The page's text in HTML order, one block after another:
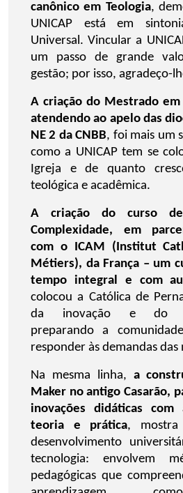
canônico em Teologia,
UNICAP está em
Universal. Vincular a
um passo de grande
gestão; por isso, agradeço-
A criação do Mestrado
atendendo ao apelo das
NE 2 da CNBB, foi mais um
como a UNICAP tem se
Igreja e de quanto
teológica e acadêmica.
A criação do curso de
Complexidade, em
com o ICAM (Institut
Métiers), da França – um
tempo integral e com
colocou a Católica de
da inovação e do
preparando a
responder às demandas das
Na mesma linha, a
Maker no antigo Casarão,
inovações didáticas com
teoria e prática,
desenvolvimento
tecnologia: envolvem
pedagógicas que